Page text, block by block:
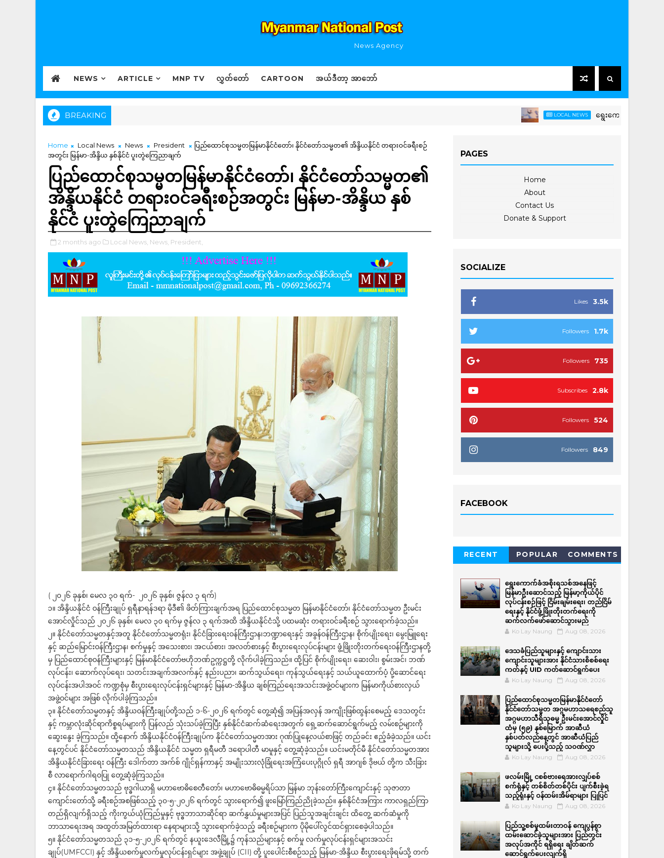
News Agency
NEWS ARTICLE MNP TV လွှတ်တော် CARTOON အယ်ဒီတာ့ အာဘော်
BREAKING LOCAL NEWS ရွေးကောက်ခံအစိုးရသစ်အနေဖ
Home Local News News President
ပြည်ထောင်စုသမ္မတမြန်မာနိုင်ငံတော်၊ နိုင်ငံတော်သမ္မတ၏ အိန္ဒိယနိုင်ငံ တရားဝင်ခရီးစဉ်
အတွင်း မြန်မာ-အိန္ဒိယ နှစ်နိုင်ငံ ပူးတွဲကြေညာချက်
ပြည်ထောင်စုသမ္မတမြန်မာနိုင်ငံတော်၊ နိုင်ငံတော်သမ္မတ၏
အိန္ဒိယနိုင်ငံ တရားဝင်ခရီးစဉ်အတွင်း မြန်မာ-အိန္ဒိယ နှစ်
နိုင်ငံ ပူးတွဲကြေညာချက်
2 months ago Local News, News, President,
( ၂၀၂၆ ခုနှစ်၊ မေလ ၃၀ ရက်- ၂၀၂၆ ခုနှစ်၊ ဇွန်လ ၃ ရက်)
၁။ အိန္ဒိယနိုင်ငံ ဝန်ကြီးချုပ် ရှရီနာရန်ဒရာ မိုဒီ၏ ဖိတ်ကြားချက်အရ ပြည်ထောင်စုသမ္မတ မြန်မာနိုင်ငံတော်၊ နိုင်ငံတော်သမ္မတ ဦးမင်း
အောင်လှိုင်သည် ၂၀၂၆ ခုနှစ်၊ မေလ ၃၀ ရက်မှ ဇွန်လ ၃ ရက်အထိ အိန္ဒိယနိုင်ငံသို့ ပထမဆုံး တရားဝင်ခရီးစဉ် သွားရောက်ခဲ့သည်။
၂။ နိုင်ငံတော်သမ္မတနှင့်အတူ နိုင်ငံတော်သမ္မတရုံး၊ နိုင်ငံခြားရေးဝန်ကြီးဌာန၊ဘဏ္ဍာရေးနှင့် အခွန်ဝန်ကြီးဌာန၊ စိုက်ပျိုးရေး၊ မွေးမြူရေး
နှင့် ဆည်မြောင်းဝန်ကြီးဌာန၊ စက်မှုနှင့် အသေးစား၊ အငယ်စား၊ အလတ်စားနှင့် စီးပွားရေးလုပ်ငန်းများ ဖွံ့ဖြိုးတိုးတက်ရေးဝန်ကြီးဌာနတို့
မှ ပြည်ထောင်စုဝန်ကြီးများနှင့် မြန်မာနိုင်ငံတော်ဗဟိုဘဏ်ဥက္ကဋ္ဌတို့ လိုက်ပါခဲ့ကြသည်။ ထို့ပြင် စိုက်ပျိုးရေး၊ ဆေးဝါး၊ စွမ်းအင်၊ ဘဏ်
လုပ်ငန်း၊ ဆောက်လုပ်ရေး၊ သတင်းအချက်အလက်နှင့် နည်းပညာ၊ ဆက်သွယ်ရေး၊ ကုန်သွယ်ရေးနှင့် သယ်ယူထောက်ပံ့ ပို့ဆောင်ရေး
လုပ်ငန်းအပါအဝင် ကဏ္ဍစုံမှ စီးပွားရေးလုပ်ငန်းရှင်များနှင့် မြန်မာ-အိန္ဒိယ ချစ်ကြည်ရေးအသင်းအဖွဲ့ဝင်များက မြန်မာကိုယ်စားလှယ်
အဖွဲ့ဝင်များ အဖြစ် လိုက်ပါခဲ့ကြသည်။
၃။ နိုင်ငံတော်သမ္မတနှင့် အိန္ဒိယဝန်ကြီးချုပ်တို့သည် ၁-၆-၂၀၂၆ ရက်တွင် တွေ့ဆုံ၍ အပြန်အလှန် အကျိုးဖြစ်ထွန်းစေမည့် ဒေသတွင်း
နှင့် ကမ္ဘာလုံးဆိုင်ရာကိစ္စရပ်များကို ပြန်လည် သုံးသပ်ခဲ့ကြပြီး နှစ်နိုင်ငံဆက်ဆံရေးအတွက် ရှေ့ဆက်ဆောင်ရွက်မည့် လမ်းစဉ်များကို
ဆွေးနွေး ခဲ့ကြသည်။ ထို့နောက် အိန္ဒိယနိုင်ငံဝန်ကြီးချုပ်က နိုင်ငံတော်သမ္မတအား ဂုဏ်ပြုနေ့လယ်စာဖြင့် တည်ခင်း ဧည့်ခံခဲ့သည်။ ယင်း
နေ့တွင်ပင် နိုင်ငံတော်သမ္မတသည် အိန္ဒိယနိုင်ငံ သမ္မတ ရှရီမတီ ဒရောပါတီ မာမူနှင့် တွေ့ဆုံခဲ့သည်။ ယင်းမတိုင်မီ နိုင်ငံတော်သမ္မတအား
အိန္ဒိယနိုင်ငံခြားရေး ဝန်ကြီး ဒေါက်တာ အက်စ် ဂျိုင်ရှန်ကာနှင့် အမျိုးသားလုံခြုံရေးအကြံပေးပုဂ္ဂိုလ် ရှရီ အာဂျစ် ဒိုဗယ် တို့က သီးခြား
စီ လာရောက်ဂါရဝပြု တွေ့ဆုံခဲ့ကြသည်။
၄။ နိုင်ငံတော်သမ္မတသည် ဗုဒ္ဓဂါယာရှိ မဟာဗောဓိစေတီတော်၊ မဟာဗောဓိဓမ္မရိပ်သာ မြန်မာ ဘုန်းတော်ကြီးကျောင်းနှင့် သုဇာတာ
ကျောင်းတော်သို့ ခရီးစဉ်အစဖြစ်သည့် ၃၀-၅-၂၀၂၆ ရက်တွင် သွားရောက်၍ ဖူးမြော်ကြည်ညိုခဲ့သည်။ နှစ်နိုင်ငံအကြား ကာလရှည်ကြာ
တည်ရှိလျက်ရှိသည့် ကိုးကွယ်ယုံကြည်မှုနှင့် ဗုဒ္ဓဘာသာဆိုင်ရာ ဆက်နွှယ်မှုများအပြင် ပြည်သူအချင်းချင်း ထိတွေ့ ဆက်ဆံမှုကို
ဘာသာရေးအရ အထွတ်အမြတ်ထားရာ နေရာများသို့ သွားရောက်ခဲ့သည့် ခရီးစဉ်များက ပိုမိုပေါ်လွင်ထင်ရှားစေခဲ့ပါသည်။
၅။ နိုင်ငံတော်သမ္မတသည် ၃၁-၅-၂၀၂၆ ရက်တွင် နယူးဒေလီမြို့၌ ကုန်သည်များနှင့် စက်မှု လက်မှုလုပ်ငန်းရှင်များအသင်း
ချုပ်(UMFCCI) နှင့် အိန္ဒိယစက်မှုလက်မှုလုပ်ငန်းရှင်များ အဖွဲ့ချုပ် (CII) တို့ ပူးပေါင်းစီစဉ်သည့် မြန်မာ-အိန္ဒိယ စီးပွားရေးဖိုရမ်သို့ တက်
PAGES
Home
About
Contact Us
Donate & Support
SOCIALIZE
3.5k
Likes
1.7k
Followers
735
Followers
2.8k
Subscribes
524
Followers
849
Followers
FACEBOOK
RECENT POPULAR COMMENTS
ရွေးကောက်ခံအစိုးရသစ်အနေဖြင့်
မြန်မာဦးဆောင်သည့် မြန်မာ့ကိုယ်ပိုင်
လုပ်ငန်းစဉ်ဖြင့် ငြိမ်းချမ်းရေး၊ တည်ငြိမ်
ရေးနှင့် နိုင်ငံဖွံ့ဖြိုးတိုးတက်ရေးကို
ဆက်လက်ဖော်ဆောင်သွားမည်
Ko Lay Naung Aug 08, 2026
ဒေသခံပြည်သူများနှင့် ကျောင်းသား
ကျောင်းသူများအား နိုင်ငံသားစိစစ်ရေး
ကတ်နှင့် UID ကတ်ဆောင်ရွက်ပေး
Ko Lay Naung Aug 08, 2026
ပြည်ထောင်စုသမ္မတမြန်မာနိုင်ငံတော်
နိုင်ငံတော်သမ္မတ အဂ္ဂမဟာသရေစည်သူ
အဂ္ဂမဟာသီရိသုဓမ္မ ဦးမင်းအောင်လှိုင်
ထံမှ (၅၉) နှစ်မြောက် အာဆီယံ
နှစ်ပတ်လည်နေ့တွင် အာဆီယံပြည်
သူများသို့ ပေးပို့သည့် သဝဏ်လွှာ
Ko Lay Naung Aug 08, 2026
ဖလမ်းမြို့ ငစစ်ဗားရေအားလျှပ်စစ်
စက်ရုံနှင့် တစ်စိတ်တစ်ပိုင်း ပျက်စီးခဲ့ရ
သည့်ရုံးနှင့် ဝန်ထမ်းအိမ်ရာများ ပြုပြင်
Ko Lay Naung Aug 08, 2026
ပြည်သူ့စစ်မှုထမ်းတာဝန် ကျေပွန်စွာ
ထမ်းဆောင်ခဲ့သူများအား ပြည်တွင်း
အလုပ်အကိုင် ရရှိရေး ချိတ်ဆက်
ဆောင်ရွက်ပေးလျက်ရှိ